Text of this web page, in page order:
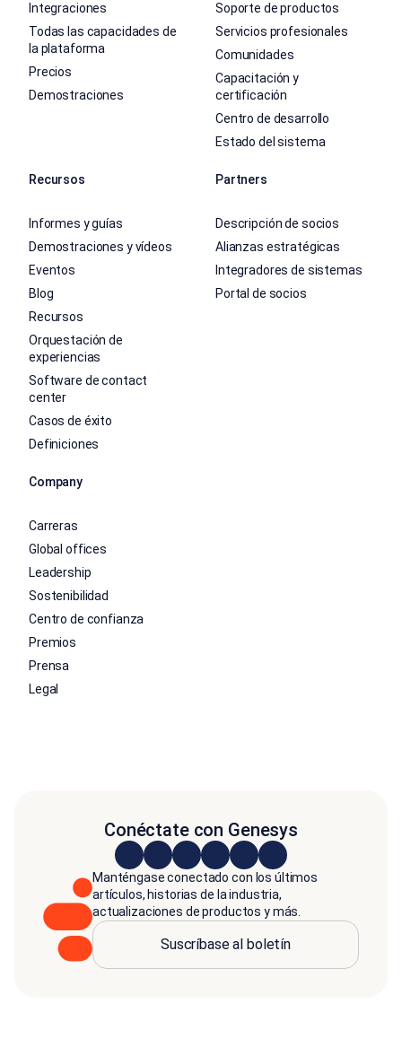
Integraciones
Todas las capacidades de
la plataforma
Precios
Demostraciones
Soporte de productos
Servicios profesionales
Comunidades
Capacitación y
certificación
Centro de desarrollo
Estado del sistema
Recursos
Informes y guías
Demostraciones y vídeos
Eventos
Blog
Recursos
Orquestación de
experiencias
Software de contact
center
Casos de éxito
Definiciones
Partners
Descripción de socios
Alianzas estratégicas
Integradores de sistemas
Portal de socios
Company
Carreras
Global offices
Leadership
Sostenibilidad
Centro de confianza
Premios
Prensa
Legal
Conéctate con Genesys
Manténgase conectado con los últimos
artículos, historias de la industria,
actualizaciones de productos y más.
Suscríbase al boletín